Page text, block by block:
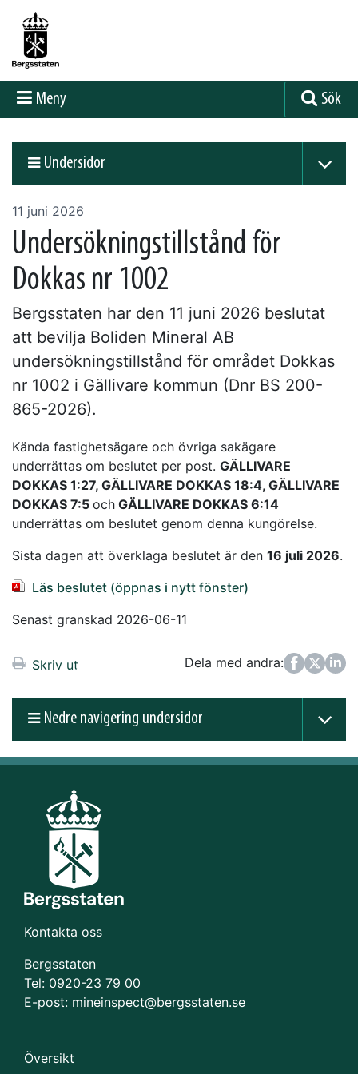
Meny Sök
Undersidor
11 juni 2026
Undersökningstillstånd för
Dokkas nr 1002
Bergsstaten har den 11 juni 2026 beslutat
att bevilja Boliden Mineral AB
undersökningstillstånd för området Dokkas
nr 1002 i Gällivare kommun (Dnr BS 200-
865-2026).
Kända fastighetsägare och övriga sakägare
underrättas om beslutet per post. GÄLLIVARE
DOKKAS 1:27, GÄLLIVARE DOKKAS 18:4, GÄLLIVARE
DOKKAS 7:5 och GÄLLIVARE DOKKAS 6:14
underrättas om beslutet genom denna kungörelse.
Sista dagen att överklaga beslutet är den 16 juli 2026.
Läs beslutet (öppnas i nytt fönster)
Senast granskad 2026-06-11
Skriv ut Dela med andra:
FacebookTwitter
LinkedIn
Nedre navigering undersidor
Kontakta oss
Bergsstaten
Tel: 0920-23 79 00
E-post: mineinspect@bergsstaten.se
Översikt